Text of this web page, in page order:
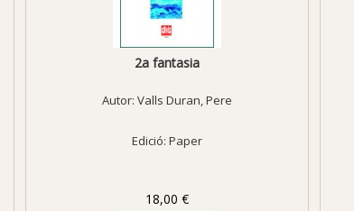
2a fantasia
Autor: Valls Duran, Pere
Edició: Paper
18,00 €